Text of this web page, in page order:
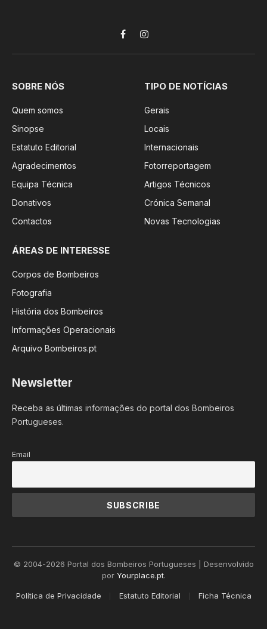
FacebookInstagram
SOBRE NÓS
Quem somos
Sinopse
Estatuto Editorial
Agradecimentos
Equipa Técnica
Donativos
Contactos
TIPO DE NOTÍCIAS
Gerais
Locais
Internacionais
Fotorreportagem
Artigos Técnicos
Crónica Semanal
Novas Tecnologias
ÁREAS DE INTERESSE
Corpos de Bombeiros
Fotografia
História dos Bombeiros
Informações Operacionais
Arquivo Bombeiros.pt
Newsletter
Receba as últimas informações do portal dos Bombeiros
Portugueses.
Email
© 2004-2026 Portal dos Bombeiros Portugueses | Desenvolvido
por Yourplace.pt.
Política de Privacidade Estatuto Editorial Ficha Técnica